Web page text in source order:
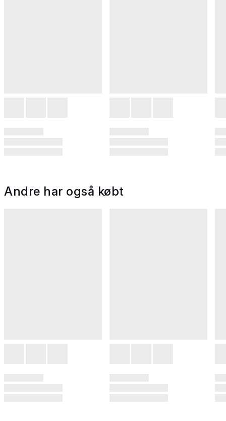
Andre har også købt